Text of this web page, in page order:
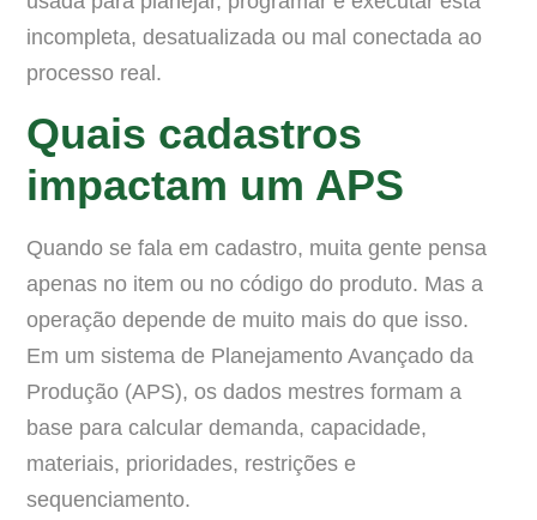
incompleta, desatualizada ou mal conectada ao
processo real.
Quais cadastros
impactam um APS
Quando se fala em cadastro, muita gente pensa
apenas no item ou no código do produto. Mas a
operação depende de muito mais do que isso.
Em um sistema de Planejamento Avançado da
Produção (APS), os dados mestres formam a
base para calcular demanda, capacidade,
materiais, prioridades, restrições e
sequenciamento.